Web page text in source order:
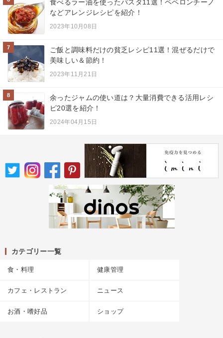
食べるラー油を使ったパスタ11選！ペペロンチーノ
などアレンジレシピを紹介！
2023年10月08日
7
ご飯と調味料だけの貧乏レシピ11選！混ぜるだけで
美味しい＆節約！
2023年11月21日
8
余ったジャムの使い道は？大量消費できる活用レシ
ピ20選を紹介！
2024年04月15日
カテゴリー一覧
食・料理 健康管理
カフェ・レストラン ニュース
お酒・嗜好品 ショップ